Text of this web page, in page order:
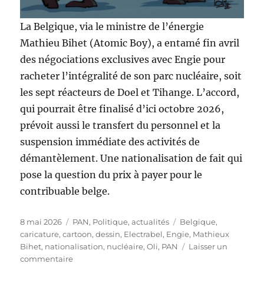
La Belgique, via le ministre de l’énergie
Mathieu Bihet (Atomic Boy), a entamé fin avril
des négociations exclusives avec Engie pour
racheter l’intégralité de son parc nucléaire, soit
les sept réacteurs de Doel et Tihange. L’accord,
qui pourrait être finalisé d’ici octobre 2026,
prévoit aussi le transfert du personnel et la
suspension immédiate des activités de
démantèlement. Une nationalisation de fait qui
pose la question du prix à payer pour le
contribuable belge.
Publié
le
8 mai 2026 Catégories
PAN, Politique, actualités Étiquettes
Belgique,
caricature,cartoon,dessin, Electrabel, Engie, Mathieux
Bihet, nationalisation, nucléaire,Oli, PAN
Laisser un
commentairesur